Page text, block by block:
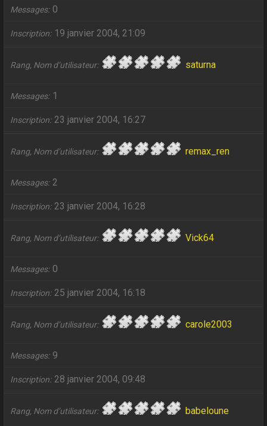
Messages 0
Inscription 19 janvier 2004, 21:09
Rang, Nom d’utilisateur saturna
Messages 1
Inscription 23 janvier 2004, 16:27
Rang, Nom d’utilisateur remax_ren
Messages 2
Inscription 23 janvier 2004, 16:28
Rang, Nom d’utilisateur Vick64
Messages 0
Inscription 25 janvier 2004, 16:18
Rang, Nom d’utilisateur carole2003
Messages 9
Inscription 28 janvier 2004, 09:48
Rang, Nom d’utilisateur babeloune